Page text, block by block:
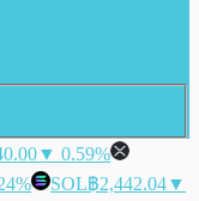
▼ 0.59%
SOL฿2,442.04▼